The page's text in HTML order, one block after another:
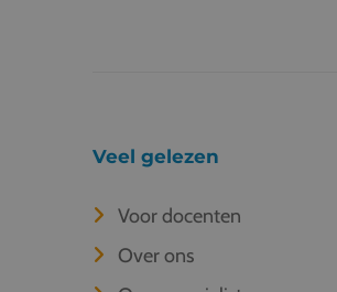
Veel gelezen
Voor docenten
Over ons